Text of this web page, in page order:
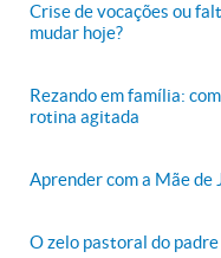
Crise de vocações ou
mudar hoje?
Rezando em família:
rotina agitada
Aprender com a Mãe de
O zelo pastoral do